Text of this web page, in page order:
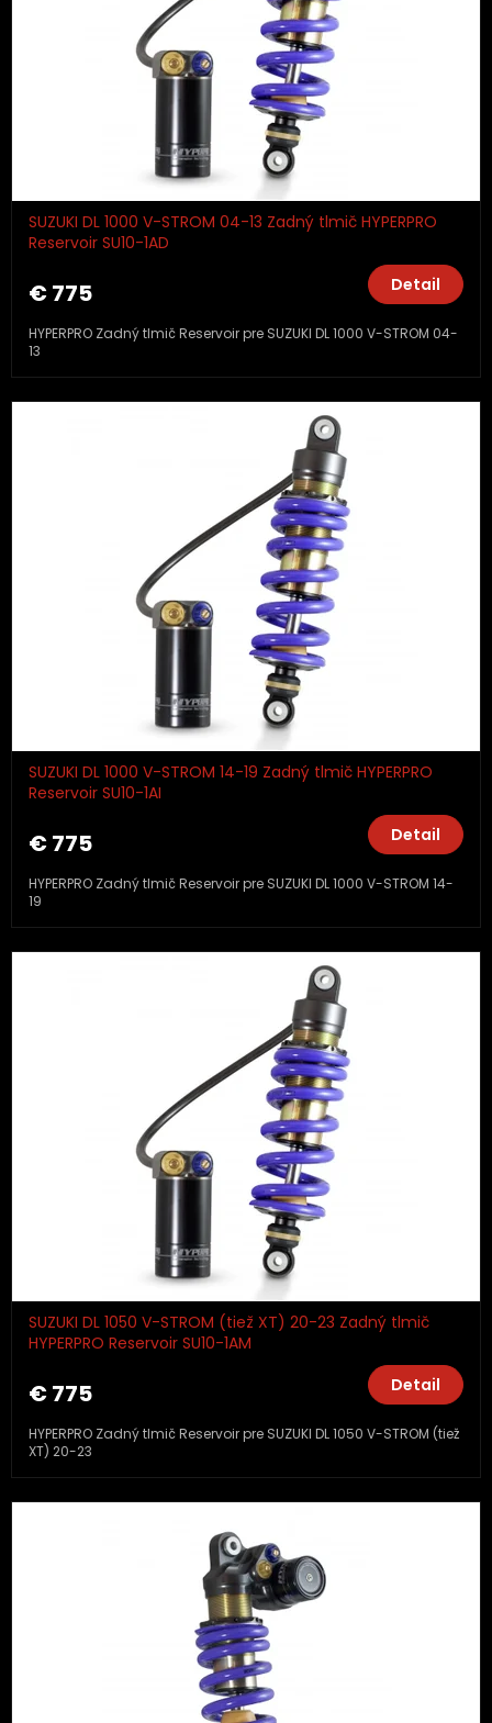
SUZUKI DL 1000 V-STROM 04-13 Zadný tlmič HYPERPRO
Reservoir SU10-1AD
€ 775 Detail
HYPERPRO Zadný tlmič Reservoir pre SUZUKI DL 1000 V-STROM 04-
13
SUZUKI DL 1000 V-STROM 14-19 Zadný tlmič HYPERPRO
Reservoir SU10-1AI
€ 775 Detail
HYPERPRO Zadný tlmič Reservoir pre SUZUKI DL 1000 V-STROM 14-
19
SUZUKI DL 1050 V-STROM (tiež XT) 20-23 Zadný tlmič
HYPERPRO Reservoir SU10-1AM
€ 775 Detail
HYPERPRO Zadný tlmič Reservoir pre SUZUKI DL 1050 V-STROM (tiež
XT) 20-23